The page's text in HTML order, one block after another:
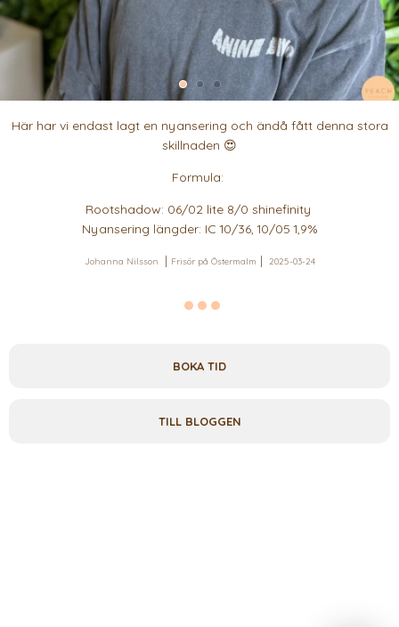
Här har vi endast lagt en nyansering och ändå fått denna stora
skillnaden 😍
Formula:
Rootshadow: 06/02 lite 8/0 shinefinity
Nyansering längder: IC 10/36, 10/05 1,9%
Johanna Nilsson Frisör på Östermalm 2025-03-24
BOKA TID
TILL BLOGGEN